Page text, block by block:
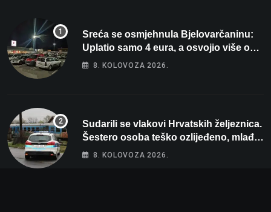
Sreća se osmjehnula Bjelovarčaninu:
Uplatio samo 4 eura, a osvojio više od
80 tisuća eura
8. KOLOVOZA 2026.
Sudarili se vlakovi Hrvatskih željeznica.
Šestero osoba teško ozlijeđeno, mlađa
žena na intenzivnoj
8. KOLOVOZA 2026.